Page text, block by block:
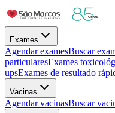
Exames
Agendar examesBuscar
particularesExames
upsExames de resultado
Vacinas
Agendar vacinasBuscar